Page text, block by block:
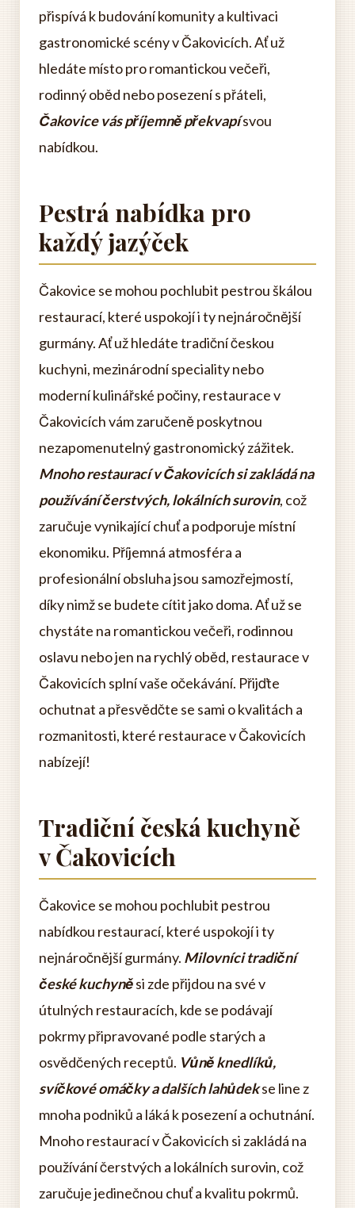
přispívá k budování komunity a kultivaci
gastronomické scény v Čakovicích. Ať už
hledáte místo pro romantickou večeři,
rodinný oběd nebo posezení s přáteli,
Čakovice vás příjemně překvapísvou
nabídkou.
Pestrá nabídka pro
každý jazýček
Čakovice se mohou pochlubit pestrou škálou
restaurací, které uspokojí i ty nejnáročnější
gurmány. Ať už hledáte tradiční českou
kuchyni, mezinárodní speciality nebo
moderní kulinářské počiny, restaurace v
Čakovicích vám zaručeně poskytnou
nezapomenutelný gastronomický zážitek.
Mnoho restaurací v Čakovicích si zakládá na
používání čerstvých, lokálních surovin, což
zaručuje vynikající chuť a podporuje místní
ekonomiku. Příjemná atmosféra a
profesionální obsluha jsou samozřejmostí,
díky nimž se budete cítit jako doma. Ať už se
chystáte na romantickou večeři, rodinnou
oslavu nebo jen na rychlý oběd, restaurace v
Čakovicích splní vaše očekávání. Přijďte
ochutnat a přesvědčte se sami o kvalitách a
rozmanitosti, které restaurace v Čakovicích
nabízejí!
Tradiční česká kuchyně
v Čakovicích
Čakovice se mohou pochlubit pestrou
nabídkou restaurací, které uspokojí i ty
nejnáročnější gurmány. Milovníci tradiční
české kuchyněsi zde přijdou na své v
útulných restauracích, kde se podávají
pokrmy připravované podle starých a
osvědčených receptů. Vůně knedlíků,
svíčkové omáčky a dalších lahůdekse line z
mnoha podniků a láká k posezení a ochutnání.
Mnoho restaurací v Čakovicích si zakládá na
používání čerstvých a lokálních surovin, což
zaručuje jedinečnou chuť a kvalitu pokrmů.